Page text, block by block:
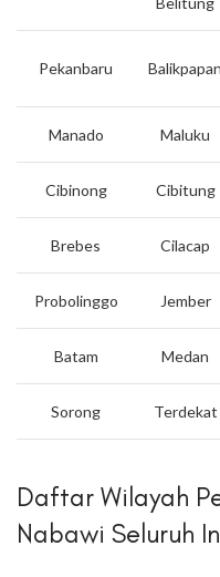
Pekanbaru Balikpapan
Manado Maluku
Cibinong Cibitung
Brebes Cilacap
Probolinggo Jember
Batam Medan
Sorong Terdekat
Daftar Wilayah
Nabawi Seluruh